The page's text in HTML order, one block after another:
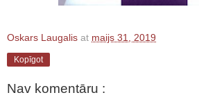
Oskars Laugalis at maijs 31, 2019
Kopīgot
Nav komentāru :